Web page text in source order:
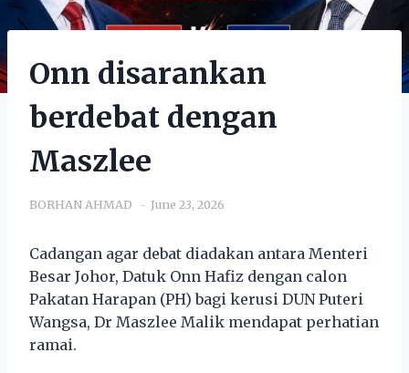
Onn disarankan
berdebat dengan
Maszlee
BORHAN AHMAD June 23, 2026
Cadangan agar debat diadakan antara Menteri
Besar Johor, Datuk Onn Hafiz dengan calon
Pakatan Harapan (PH) bagi kerusi DUN Puteri
Wangsa, Dr Maszlee Malik mendapat perhatian
ramai.